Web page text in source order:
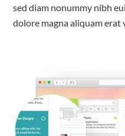
sed diam nonummy nibh
dolore magna aliquam